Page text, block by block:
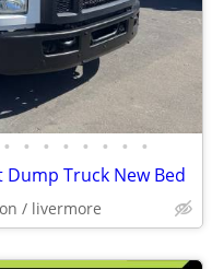
• • • • • • • •
Dump Truck New Bed
/ livermore